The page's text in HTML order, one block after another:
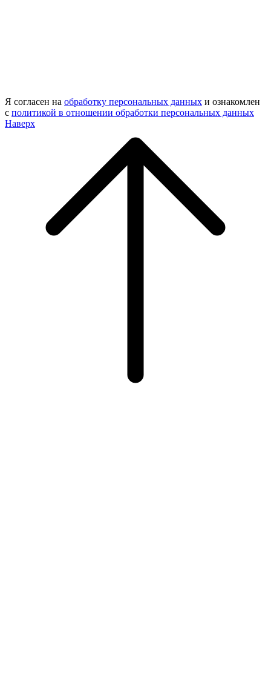
Я согласен на обработку персональных данных и ознакомлен
с политикой в отношении обработки персональных данных
Наверх